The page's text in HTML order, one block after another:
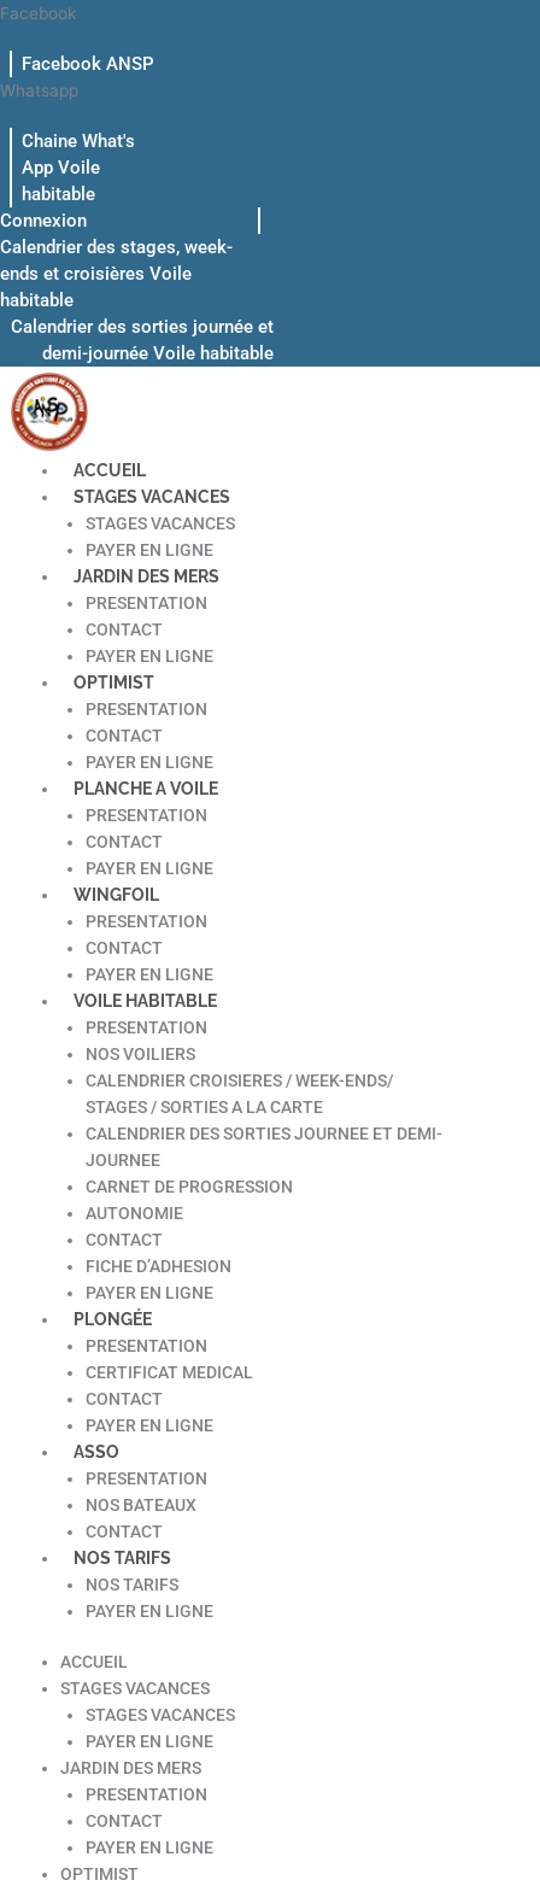
Aller
contenu
Facebook
Facebook ANSP
Whatsapp
Chaine What's
App Voile
habitable
Connexion
Calendrier des stages, week-
ends et croisières Voile
habitable
Calendrier des sorties journée et
demi-journée Voile habitable
ACCUEIL
STAGES VACANCES
STAGES VACANCES
PAYER EN LIGNE
JARDIN DES MERS
PRESENTATION
CONTACT
PAYER EN LIGNE
OPTIMIST
PRESENTATION
CONTACT
PAYER EN LIGNE
PLANCHE A VOILE
PRESENTATION
CONTACT
PAYER EN LIGNE
WINGFOIL
PRESENTATION
CONTACT
PAYER EN LIGNE
VOILE HABITABLE
PRESENTATION
NOS VOILIERS
CALENDRIER CROISIERES / WEEK-ENDS/
STAGES / SORTIES A LA CARTE
CALENDRIER DES SORTIES JOURNEE ET DEMI-
JOURNEE
CARNET DE PROGRESSION
AUTONOMIE
CONTACT
FICHE D’ADHESION
PAYER EN LIGNE
PLONGÉE
PRESENTATION
CERTIFICAT MEDICAL
CONTACT
PAYER EN LIGNE
ASSO
PRESENTATION
NOS BATEAUX
CONTACT
NOS TARIFS
NOS TARIFS
PAYER EN LIGNE
ACCUEIL
STAGES VACANCES
STAGES VACANCES
PAYER EN LIGNE
JARDIN DES MERS
PRESENTATION
CONTACT
PAYER EN LIGNE
OPTIMIST